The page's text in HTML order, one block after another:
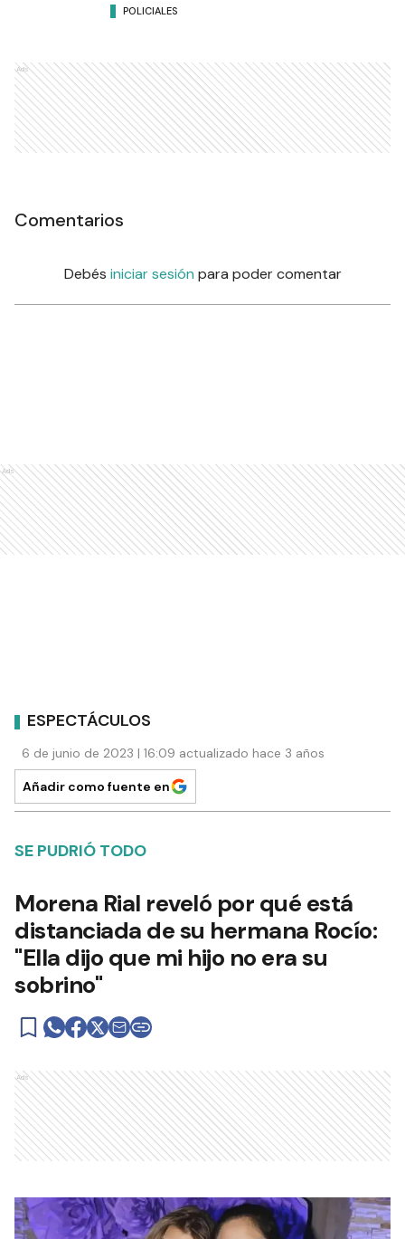
POLICIALES
Ads
Comentarios
Debés iniciar sesión para poder comentar
Ads
ESPECTÁCULOS
6 de junio de 2023 | 16:09 actualizado hace 3 años
Añadir como fuente en
SE PUDRIÓ TODO
Morena Rial reveló por qué está
distanciada de su hermana Rocío:
"Ella dijo que mi hijo no era su
sobrino"
Ads